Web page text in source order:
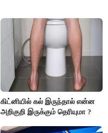
கிட்னியில் கல் இருந்தால் என்ன
அறிகுறி இருக்கும் தெரியுமா ?